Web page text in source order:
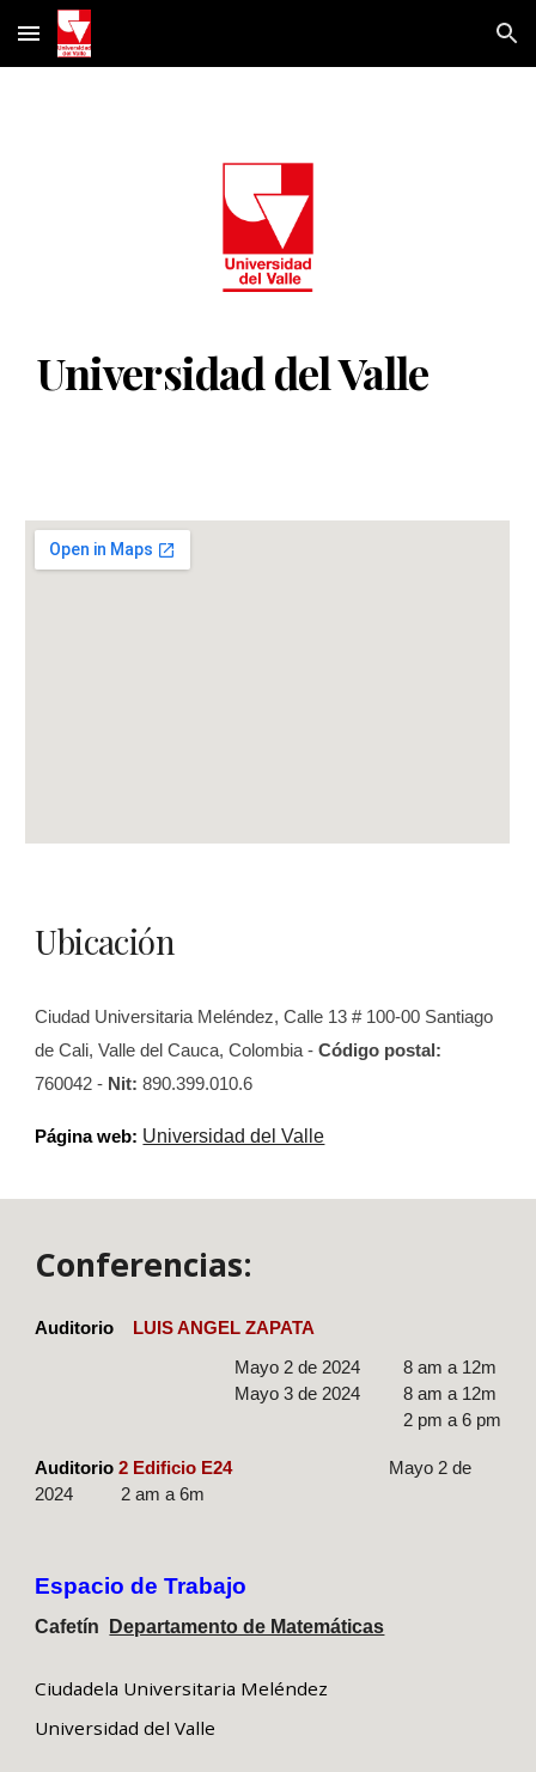
Skip to main content Skip to navigation
Universidad del Valle
Ubicación
Ciudad Universitaria Meléndez, Calle 13 # 100-00 Santiago
de Cali, Valle del Cauca, Colombia -Código postal:
760042 - Nit: 890.399.010.6
Página web: Universidad del Valle
Conferencias:
Auditorio LUIS ANGEL ZAPATA
Mayo 2 de 2024 8 am a 12m
Mayo 3 de 2024 8 am a 12m
2 pm a 6 pm
Auditorio 2 Edificio E24
Mayo 2 de
2024 2 am a 6m
Espacio de Trabajo
Cafetín Departamento de Matemáticas
Ciudadela Universitaria Meléndez
Universidad del Valle